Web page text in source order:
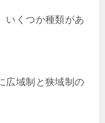
いくつか種類があ
広域制と狭域制の